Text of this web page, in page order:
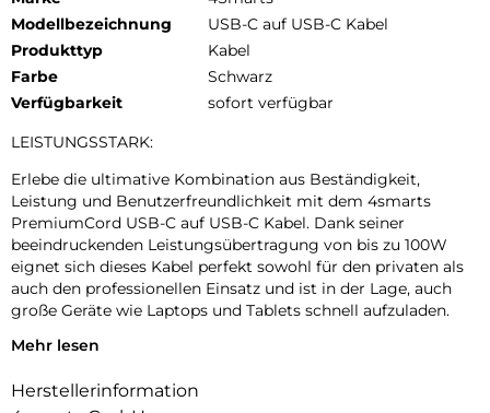
Modellbezeichnung
USB-C auf USB-C Kabel
Produkttyp
Kabel
Farbe
Schwarz
Verfügbarkeit
sofort verfügbar
LEISTUNGSSTARK:
Erlebe die ultimative Kombination aus Beständigkeit,
Leistung und Benutzerfreundlichkeit mit dem 4smarts
PremiumCord USB-C auf USB-C Kabel. Dank seiner
beeindruckenden Leistungsübertragung von bis zu 100W
eignet sich dieses Kabel perfekt sowohl für den privaten als
auch den professionellen Einsatz und ist in der Lage, auch
große Geräte wie Laptops und Tablets schnell aufzuladen.
LANGLEBIG:
Die Verwendung hochwertiger Materialien macht dieses
Kabel zu einem langlebigen Begleiter. Die intelligente
Mehr lesen
Herstellerinformation